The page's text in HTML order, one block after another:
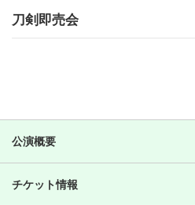
刀剣即売会
公演概要
チケット情報